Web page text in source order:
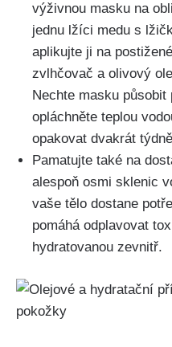
výživnou masku na
⁤jednu lžíci medu s
aplikujte ji na
zvlhčovač​ a olivový
Nechte masku ⁣působit
opláchněte teplou
opakovat dvakrát
Pamatujte ⁤také na
alespoň osmi sklenic
vaše tělo dostane
pomáhá ⁤odplavovat⁢
hydratovanou zevnitř.